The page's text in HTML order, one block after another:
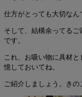
仕方がとっても大切なん
そして、結構余ってる
です。
これ、お吸い物に具材
憶しておいてね。
ご紹介しましょう。き